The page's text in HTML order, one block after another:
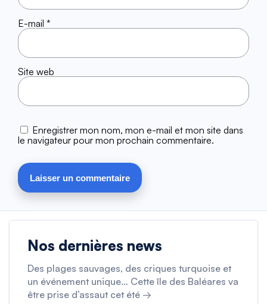
E-mail *
Site web
Enregistrer mon nom, mon e-mail et mon site dans
le navigateur pour mon prochain commentaire.
Nos dernières news
Des plages sauvages, des criques turquoise et
un événement unique… Cette île des Baléares va
être prise d’assaut cet été →